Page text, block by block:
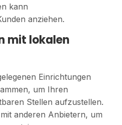
kann
anziehen.
mit lokalen
Einrichtungen
um Ihren
Stellen aufzustellen.
anderen Anbietern, um